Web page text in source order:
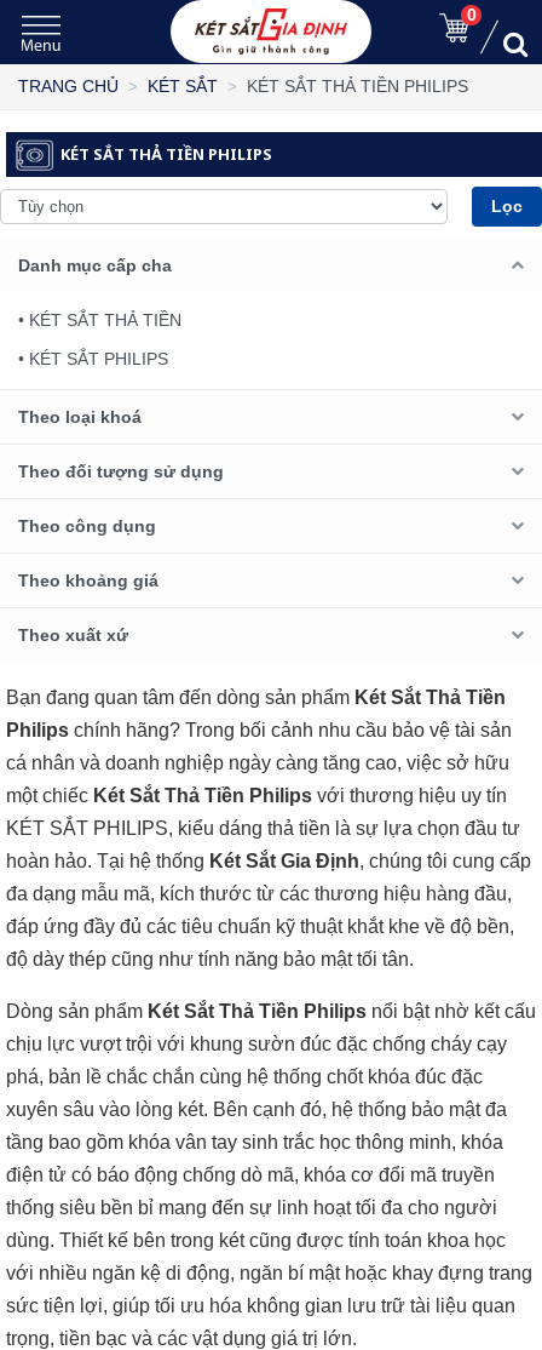
0
TRANG CHỦ KÉT SẮT KÉT SẮT THẢ TIỀN PHILIPS
KÉT SẮT THẢ TIỀN PHILIPS
Lọc
Danh mục cấp cha
• KÉT SẮT THẢ TIỀN
• KÉT SẮT PHILIPS
Theo loại khoá
Theo đối tượng sử dụng
Theo công dụng
Theo khoảng giá
Theo xuất xứ
Bạn đang quan tâm đến dòng sản phẩm Két Sắt Thả Tiền
Philips chính hãng? Trong bối cảnh nhu cầu bảo vệ tài sản
cá nhân và doanh nghiệp ngày càng tăng cao, việc sở hữu
một chiếc Két Sắt Thả Tiền Philips với thương hiệu uy tín
KÉT SẮT PHILIPS, kiểu dáng thả tiền là sự lựa chọn đầu tư
hoàn hảo. Tại hệ thống Két Sắt Gia Định, chúng tôi cung cấp
đa dạng mẫu mã, kích thước từ các thương hiệu hàng đầu,
đáp ứng đầy đủ các tiêu chuẩn kỹ thuật khắt khe về độ bền,
độ dày thép cũng như tính năng bảo mật tối tân.
Dòng sản phẩm Két Sắt Thả Tiền Philips nổi bật nhờ kết cấu
chịu lực vượt trội với khung sườn đúc đặc chống cháy cạy
phá, bản lề chắc chắn cùng hệ thống chốt khóa đúc đặc
xuyên sâu vào lòng két. Bên cạnh đó, hệ thống bảo mật đa
tầng bao gồm khóa vân tay sinh trắc học thông minh, khóa
điện tử có báo động chống dò mã, khóa cơ đổi mã truyền
thống siêu bền bỉ mang đến sự linh hoạt tối đa cho người
dùng. Thiết kế bên trong két cũng được tính toán khoa học
với nhiều ngăn kệ di động, ngăn bí mật hoặc khay đựng trang
sức tiện lợi, giúp tối ưu hóa không gian lưu trữ tài liệu quan
trọng, tiền bạc và các vật dụng giá trị lớn.